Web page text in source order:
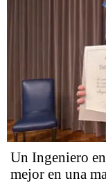
Un Ingeniero
mejor en una